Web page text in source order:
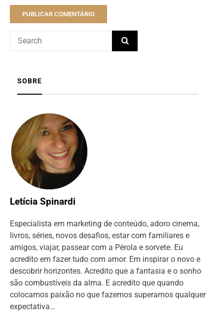
SOBRE
Letícia Spinardi
Especialista em marketing de conteúdo, adoro cinema,
livros, séries, novos desafios, estar com familiares e
amigos, viajar, passear com a Pérola e sorvete. Eu
acredito em fazer tudo com amor. Em inspirar o novo e
descobrir horizontes. Acredito que a fantasia e o sonho
são combustíveis da alma. E acredito que quando
colocamos paixão no que fazemos superamos qualquer
expectativa…